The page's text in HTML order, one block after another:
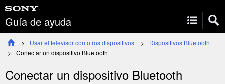
Guía de ayuda
Usar el televisor con otros dispositivos
Dispositivos Bluetooth
Conectar un dispositivo Bluetooth
Conectar un dispositivo Bluetooth